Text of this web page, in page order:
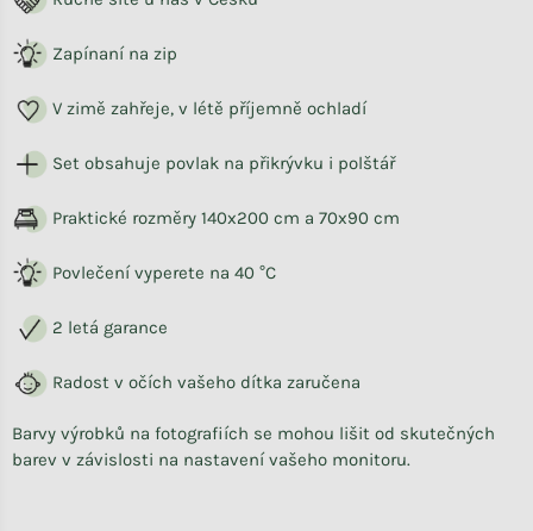
Zapínaní na zip
V zimě zahřeje, v létě příjemně ochladí
Set obsahuje povlak na přikrývku i polštář
Praktické rozměry 140x200 cm a 70x90 cm
Povlečení vyperete na 40 °C
2 letá garance
Radost v očích vašeho dítka zaručena
Barvy výrobků na fotografiích se mohou lišit od skutečných
barev v závislosti na nastavení vašeho monitoru.